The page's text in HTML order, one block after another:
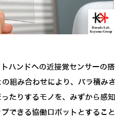
ハンドへの近接覚センサーの搭
組み合わせにより、バラ積みさ
たりするモノを、みずから感知
できる協働ロボットとすること